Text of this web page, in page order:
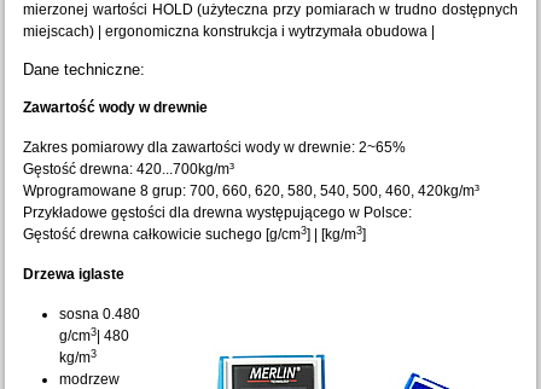
mierzonej wartości HOLD (użyteczna przy pomiarach w trudno dostępnych
miejscach) | ergonomiczna konstrukcja i wytrzymała obudowa |
Dane techniczne:
Zawartość wody w drewnie
Zakres pomiarowy dla zawartości wody w drewnie: 2~65%
Gęstość drewna: 420...700kg/m³
Wprogramowane 8 grup: 700, 660, 620, 580, 540, 500, 460, 420kg/m³
Przykładowe gęstości dla drewna występującego w Polsce:
Gęstość drewna całkowicie suchego [g/cm3] | [kg/m3]
Drzewa iglaste
sosna 0.480
g/cm3 | 480
kg/m3
modrzew